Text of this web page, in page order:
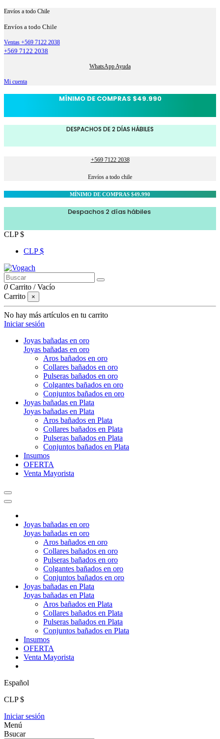
Envíos a todo Chile
Envíos a todo Chile
Ventas +569 7122 2038
+569 7122 2038
WhatsApp Ayuda
Mi cuenta
MÍNIMO DE COMPRAS $49.990
DESPACHOS DE 2 DÍAS HÁBILES
+569 7122 2038
Envíos a todo chile
MÍNIMO DE COMPRAS $49.990
Despachos 2 días hábiles
CLP $
CLP $
0 Carrito /Vacío
Carrito
×
No hay más artículos en tu carrito
Iniciar sesión
Joyas bañadas en oro
Joyas bañadas en oro
Aros bañados en oro
Collares bañados en oro
Pulseras bañados en oro
Colgantes bañados en oro
Conjuntos bañados en oro
Joyas bañadas en Plata
Joyas bañadas en Plata
Aros bañados en Plata
Collares bañados en Plata
Pulseras bañados en Plata
Conjuntos bañados en Plata
Insumos
OFERTA
Venta Mayorista
Joyas bañadas en oro
Joyas bañadas en oro
Aros bañados en oro
Collares bañados en oro
Pulseras bañados en oro
Colgantes bañados en oro
Conjuntos bañados en oro
Joyas bañadas en Plata
Joyas bañadas en Plata
Aros bañados en Plata
Collares bañados en Plata
Pulseras bañados en Plata
Conjuntos bañados en Plata
Insumos
OFERTA
Venta Mayorista
Español
CLP $
Iniciar sesión
Menú
Bsucar